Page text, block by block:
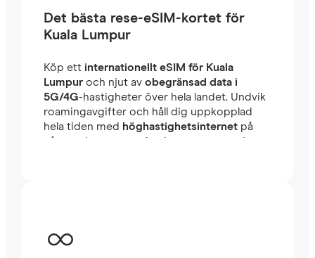
Det bästa rese-eSIM-kortet för
Kuala Lumpur
Köp ett internationellt eSIM för Kuala
Lumpuroch njut av obegränsad data i
5G/4G-hastigheter över hela landet. Undvik
roamingavgifter och håll dig uppkopplad
hela tiden med höghastighetsinternetpå
några minuter utomlands, oavsett om du